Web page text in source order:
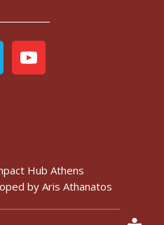
Hub Athens
by Aris Athanatos